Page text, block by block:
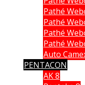
Pathé
Pathé
Pathé
Pathé
Auto
PENTACON
AK 8